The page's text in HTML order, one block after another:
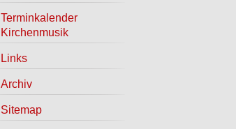
Terminkalender
Kirchenmusik
Links
Archiv
Sitemap